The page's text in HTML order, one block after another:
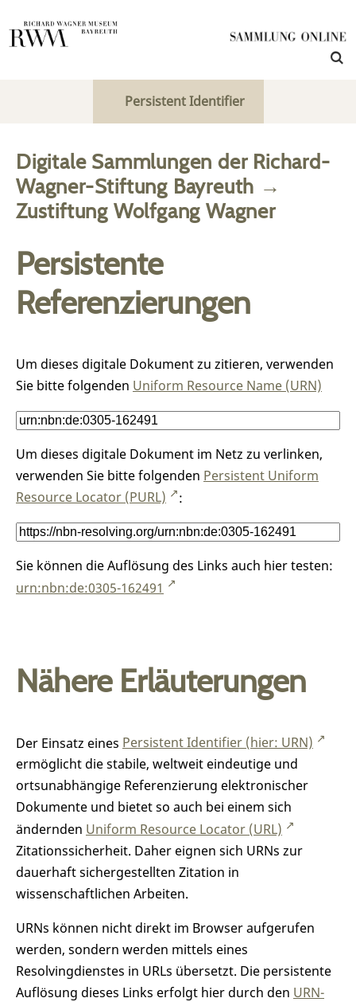
Persistent Identifier
Digitale Sammlungen der Richard-
Wagner-Stiftung Bayreuth →
Zustiftung Wolfgang Wagner
Persistente
Referenzierungen
Um dieses digitale Dokument zu zitieren, verwenden
Sie bitte folgenden Uniform Resource Name (URN)
Um dieses digitale Dokument im Netz zu verlinken,
verwenden Sie bitte folgenden Persistent Uniform
Resource Locator (PURL)
:
Sie können die Auflösung des Links auch hier testen:
urn:nbn:de:0305-162491
Nähere Erläuterungen
Der Einsatz eines Persistent Identifier (hier: URN)
ermöglicht die stabile, weltweit eindeutige und
ortsunabhängige Referenzierung elektronischer
Dokumente und bietet so auch bei einem sich
ändernden Uniform Resource Locator (URL)
Zitationssicherheit. Daher eignen sich URNs zur
dauerhaft sichergestellten Zitation in
wissenschaftlichen Arbeiten.
URNs können nicht direkt im Browser aufgerufen
werden, sondern werden mittels eines
Resolvingdienstes in URLs übersetzt. Die persistente
Auflösung dieses Links erfolgt hier durch den URN-